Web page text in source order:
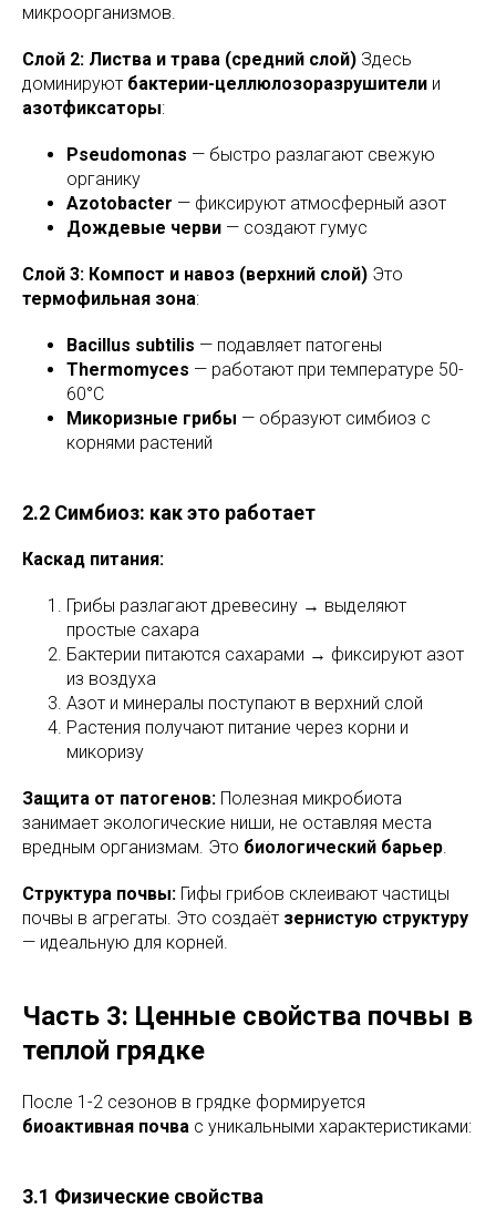
микроорганизмов.
Слой 2: Листва и трава (средний слой) Здесь
доминируют бактерии-целлюлозоразрушители и
азотфиксаторы:
Pseudomonas — быстро разлагают свежую
органику
Azotobacter — фиксируют атмосферный азот
Дождевые черви — создают гумус
Слой 3: Компост и навоз (верхний слой) Это
термофильная зона:
Bacillus subtilis — подавляет патогены
Thermomyces — работают при температуре 50-
60°C
Микоризные грибы — образуют симбиоз с
корнями растений
2.2 Симбиоз: как это работает
Каскад питания:
Грибы разлагают древесину → выделяют
простые сахара
Бактерии питаются сахарами → фиксируют азот
из воздуха
Азот и минералы поступают в верхний слой
Растения получают питание через корни и
микоризу
Защита от патогенов: Полезная микробиота
занимает экологические ниши, не оставляя места
вредным организмам. Это биологический барьер.
Структура почвы: Гифы грибов склеивают частицы
почвы в агрегаты. Это создаёт зернистую структуру
— идеальную для корней.
Часть 3: Ценные свойства почвы в
теплой грядке
После 1-2 сезонов в грядке формируется
биоактивная почва с уникальными характеристиками:
3.1 Физические свойства